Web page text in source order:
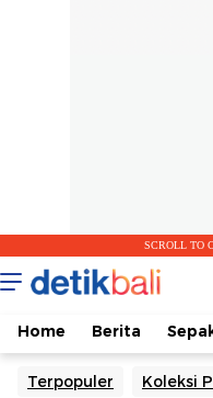
SCROLL TO
Home Berita
Terpopuler Koleksi